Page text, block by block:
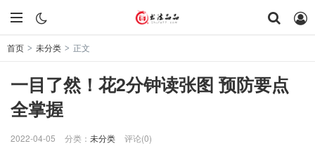
首页 > 未分类 > 正文
一目了然！花2分钟读张图 预防要点
全掌握
2022-04-05 分类： 未分类 评论(0)